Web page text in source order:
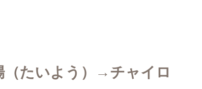
（たいよう）→チャイロ